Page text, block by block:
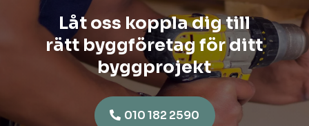
Låt oss koppla dig till
rätt byggföretag för ditt
byggprojekt
010 182 2590